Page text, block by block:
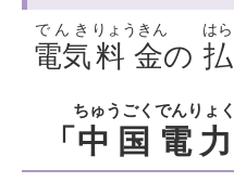
電気
でんき
料金
りょうきん
の 払
はら
「中国
ちゅうごく
電力
でんりょく